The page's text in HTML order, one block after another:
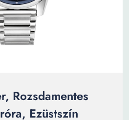
Rozsdamentes
Ezüstszín